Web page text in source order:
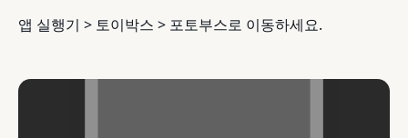
앱 실행기 > 토이박스 > 포토부스로 이동하세요.